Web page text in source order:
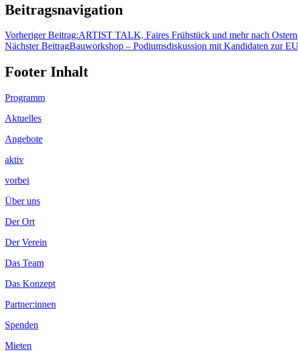
Beitragsnavigation
Vorheriger Beitrag:ARTIST TALK, Faires Frühstück und mehr nach Ostern
Nächster BeitragBauworkshop – Podiumsdiskussion mit Kandidaten zur
Footer Inhalt
Programm
Aktuelles
Angebote
aktiv
vorbei
Über uns
Der Ort
Der Verein
Das Team
Das Konzept
Partner:innen
Spenden
Mieten